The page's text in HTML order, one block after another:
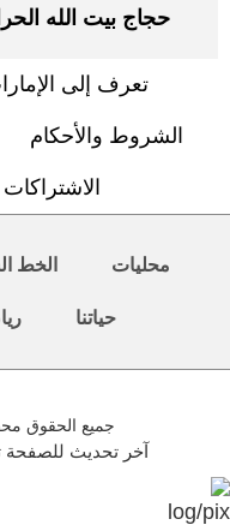
حجاج بيت الله
تعرف إلى
الشروط والأحكام
الاشتراكات
محليات الخط
حياتنا
جميع الحقوق محفوظة ©
آخر تحديث للصفحة تم بتاريخ: 28